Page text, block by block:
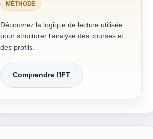
MÉTHODE
Découvrez la logique de lecture utilisée
pour structurer l'analyse des courses et
des profils.
Comprendre l'IFT